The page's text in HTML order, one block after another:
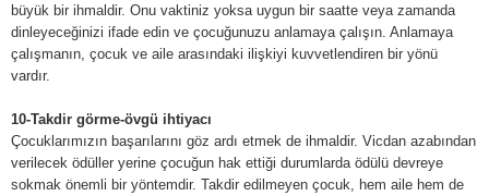
büyük bir ihmaldir. Onu vaktiniz yoksa uygun bir saatte veya zamanda
dinleyeceğinizi ifade edin ve çocuğunuzu anlamaya çalışın. Anlamaya
çalışmanın, çocuk ve aile arasındaki ilişkiyi kuvvetlendiren bir yönü
vardır.
10-Takdir görme-övgü ihtiyacı
Çocuklarımızın başarılarını göz ardı etmek de ihmaldir. Vicdan azabından
verilecek ödüller yerine çocuğun hak ettiği durumlarda ödülü devreye
sokmak önemli bir yöntemdir. Takdir edilmeyen çocuk, hem aile hem de